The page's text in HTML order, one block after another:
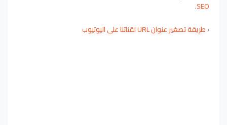
SEO
.
›طريقة تصغير عنوان URL لقناتنا على اليوتيوب